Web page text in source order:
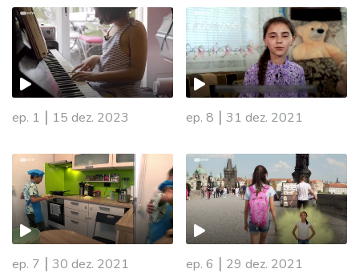
ep. 1 | 15 dez. 2023 ep. 8 | 31 dez. 2021
ep. 7 | 30 dez. 2021 ep. 6 | 29 dez. 2021